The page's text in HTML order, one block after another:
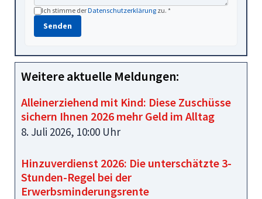
Ich stimme derDatenschutzerklärung zu. *
Senden
Weitere aktuelle Meldungen:
Alleinerziehend mit Kind: Diese Zuschüsse
sichern Ihnen 2026 mehr Geld im Alltag
8. Juli 2026, 10:00 Uhr
Hinzuverdienst 2026: Die unterschätzte 3-
Stunden-Regel bei der
Erwerbsminderungsrente